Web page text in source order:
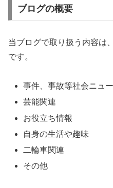
ブログの概要
当ブログで取り扱う内容は
です。
事件、事故等社会ニュ
芸能関連
お役立ち情報
自身の生活や趣味
二輪車関連
その他